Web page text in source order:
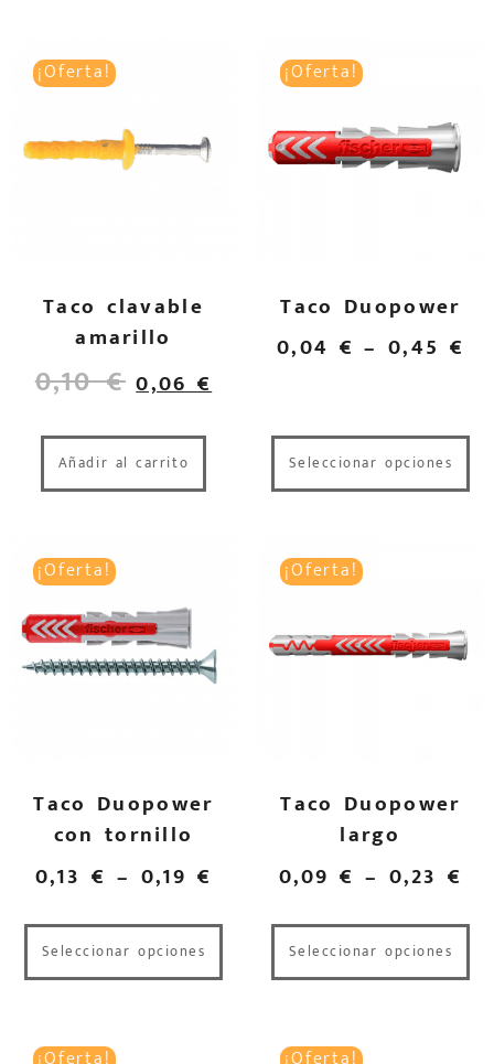
¡Oferta!
Taco clavable
amarillo
0,10€ 0,06€
Añadir al carrito
¡Oferta!
Taco Duopower
0,04 € –0,45 €
Seleccionar opciones
¡Oferta!
Taco Duopower
con tornillo
0,13€ – 0,19€
Seleccionar opciones
¡Oferta!
Taco Duopower
largo
0,09€ – 0,23€
Seleccionar opciones